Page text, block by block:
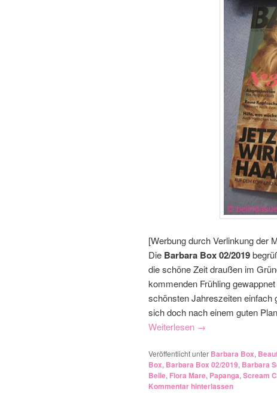
[Werbung durch Verlinkung der
Die Barbara Box 02/2019
die schöne Zeit draußen im
kommenden Frühling
schönsten Jahreszeiten einfach
sich doch nach einem guten
Weiterlesen →
Veröffentlicht unter Barbara Box,
Box, Barbara Box 02/2019, Barbara
Belle, Flora Mare, Papanga, Scream
Kommentar hinterlassen